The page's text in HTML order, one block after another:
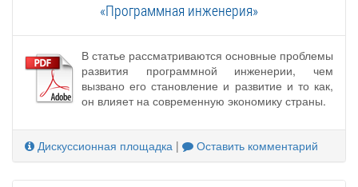
«Программная инженерия»
В статье рассматриваются основные проблемы
развития программной инженерии, чем
вызвано его становление и развитие и то как,
он влияет на современную экономику страны.
Дискуссионная площадка | Оставить комментарий